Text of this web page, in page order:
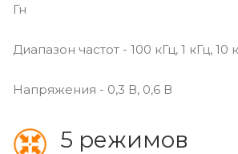
Гн
Диапазон частот - 100 кГц, 1 кГц, 10
Напряжения - 0,3 В, 0,6 В
5 режимов